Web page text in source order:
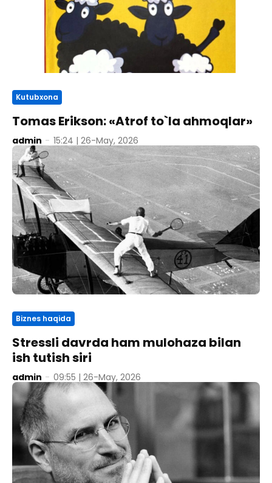
Kutubxona
Tomas Erikson: «Atrof to`la ahmoqlar»
admin - 15:24 | 26-May, 2026
Biznes haqida
Stressli davrda ham mulohaza bilan
ish tutish siri
admin - 09:55 | 26-May, 2026